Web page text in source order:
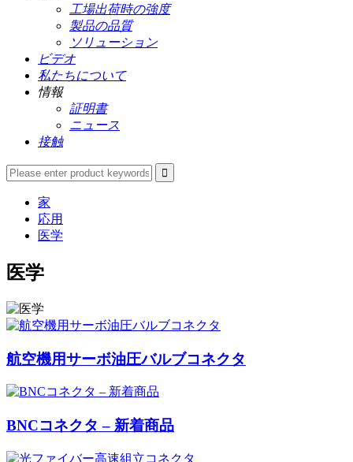
工場出荷時の強度
製品の品質
ソリューション
ビデオ
私たちについて
情報
証明書
ニュース
接触
家
応用
医学
医学
航空機用サーボ油圧バルブコネクタ
BNCコネクタ – 新着商品